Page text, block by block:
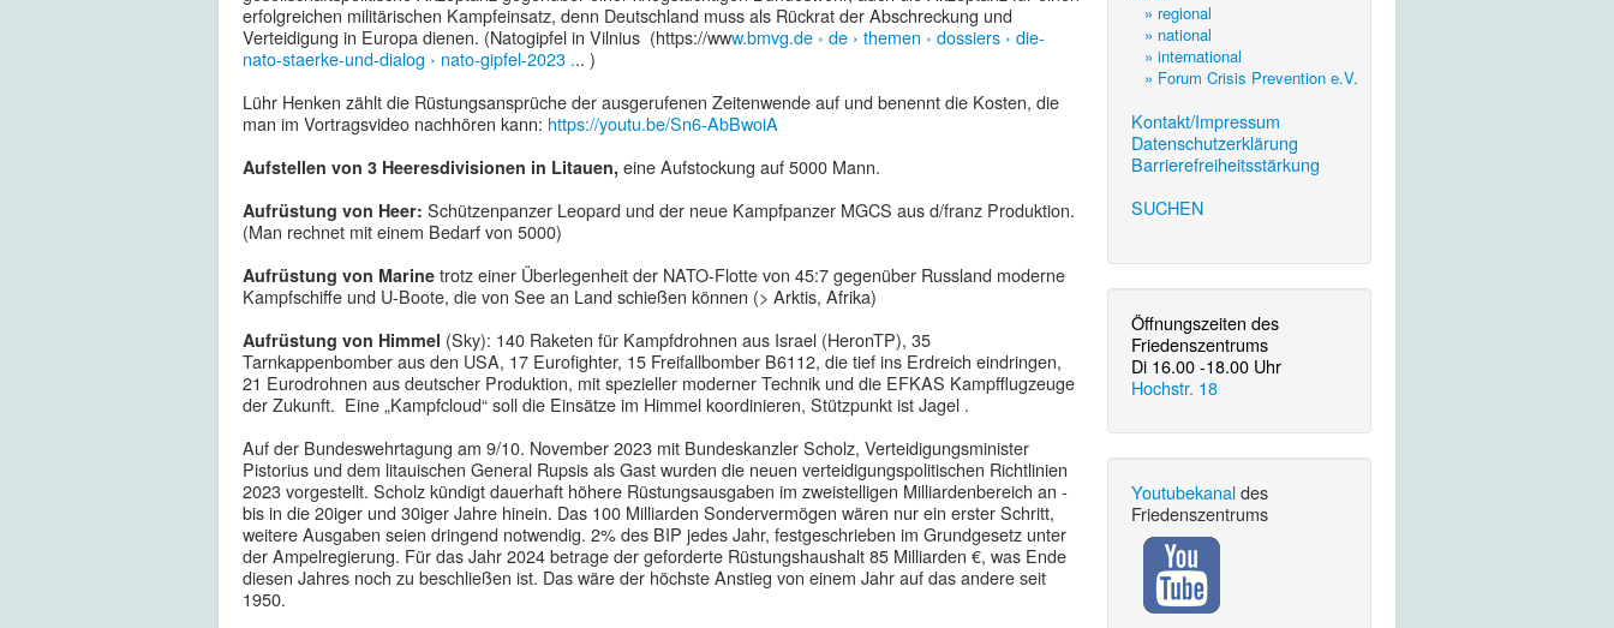
erfolgreichen militärischen Kampfeinsatz, denn Deutschland muss als Rückrat der Abschreckung und
Verteidigung in Europa dienen. (Natogipfel in Vilnius (https://www.bmvg.de › de › themen › dossiers › die-
nato-staerke-und-dialog › nato-gipfel-2023 ... )
Lühr Henken zählt die Rüstungsansprüche der ausgerufenen Zeitenwende auf und benennt die Kosten, die
man im Vortragsvideo nachhören kann: https://youtu.be/Sn6-AbBwoiA
Aufstellen von 3 Heeresdivisionen in Litauen, eine Aufstockung auf 5000 Mann.
Aufrüstung von Heer: Schützenpanzer Leopard und der neue Kampfpanzer MGCS aus d/franz Produktion.
(Man rechnet mit einem Bedarf von 5000)
Aufrüstung von Marine trotz einer Überlegenheit der NATO-Flotte von 45:7 gegenüber Russland moderne
Kampfschiffe und U-Boote, die von See an Land schießen können (> Arktis, Afrika)
Aufrüstung von Himmel (Sky): 140 Raketen für Kampfdrohnen aus Israel (HeronTP), 35
Tarnkappenbomber aus den USA, 17 Eurofighter, 15 Freifallbomber B6112, die tief ins Erdreich eindringen,
21 Eurodrohnen aus deutscher Produktion, mit spezieller moderner Technik und die EFKAS Kampfflugzeuge
der Zukunft. Eine „Kampfcloud“ soll die Einsätze im Himmel koordinieren, Stützpunkt ist Jagel .
Auf der Bundeswehrtagung am 9/10. November 2023 mit Bundeskanzler Scholz, Verteidigungsminister
Pistorius und dem litauischen General Rupsis als Gast wurden die neuen verteidigungspolitischen Richtlinien
2023 vorgestellt. Scholz kündigt dauerhaft höhere Rüstungsausgaben im zweistelligen Milliardenbereich an -
bis in die 20iger und 30iger Jahre hinein. Das 100 Milliarden Sondervermögen wären nur ein erster Schritt,
weitere Ausgaben seien dringend notwendig. 2% des BIP jedes Jahr, festgeschrieben im Grundgesetz unter
der Ampelregierung. Für das Jahr 2024 betrage der geforderte Rüstungshaushalt 85 Milliarden €, was Ende
diesen Jahres noch zu beschließen ist. Das wäre der höchste Anstieg von einem Jahr auf das andere seit
1950.
» regional
» national
» international
» Forum Crisis Prevention e.V.
Kontakt/Impressum
Datenschutzerklärung
Barrierefreiheitsstärkung
SUCHEN
Öffnungszeiten des
Friedenszentrums
Di 16.00 -18.00 Uhr
Hochstr. 18
Youtubekanaldes
Friedenszentrums